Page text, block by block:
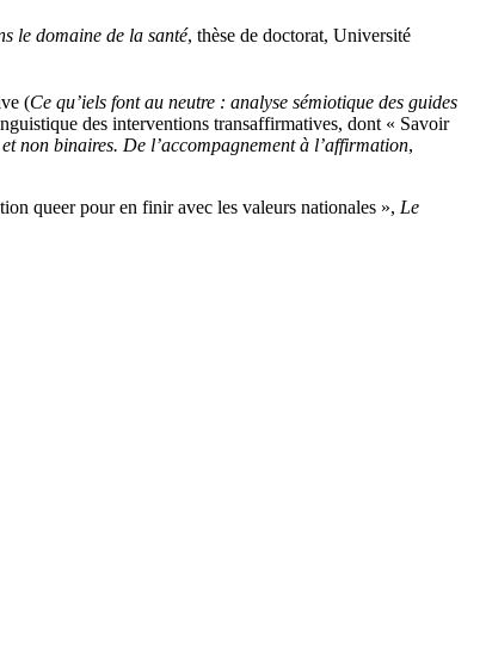
le domaine de la santé, thèse de doctorat, Université
(Ce qu’iels font au neutre : analyse sémiotique des guides
des interventions transaffirmatives, dont « Savoir
non binaires. De l’accompagnement à l’affirmation,
queer pour en finir avec les valeurs nationales », Le